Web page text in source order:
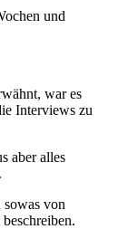
und
war es
Interviews zu
aber alles
von